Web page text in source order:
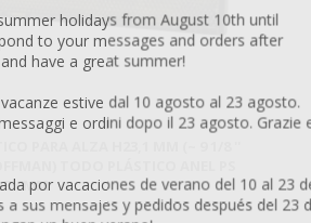
PARA ALZA H23,1 MM (~ 9 1/8 ''
holidays from August 10th until
to your messages and orders after
have a great summer!
estive dal 10 agosto al 23 agosto.
e ordini dopo il 23 agosto. Grazie
por vacaciones de verano del 10 al 23
sus mensajes y pedidos después del 23